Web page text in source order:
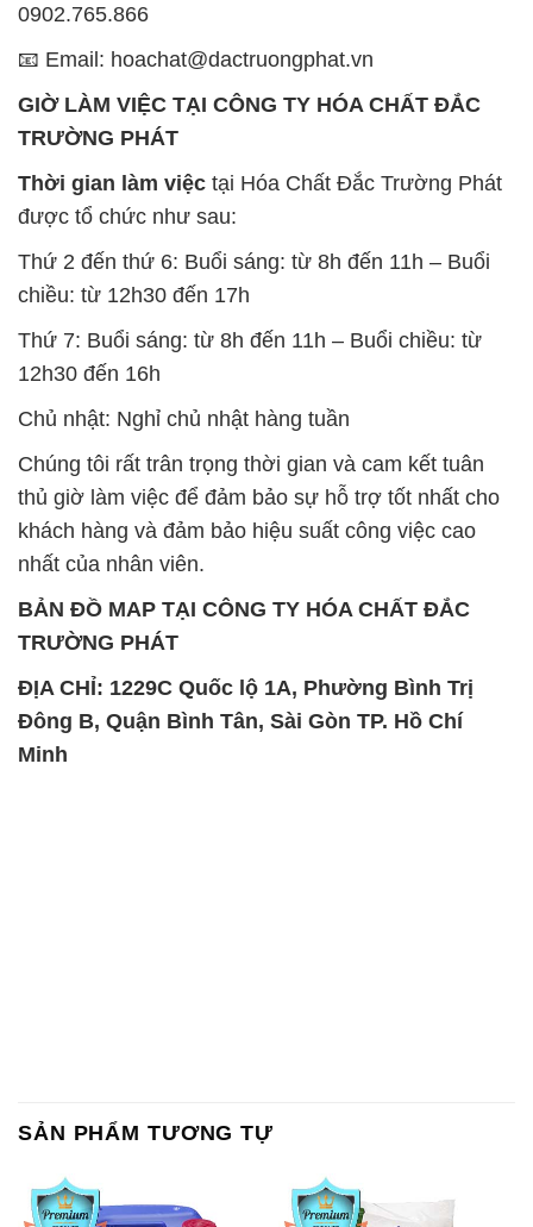
0902.765.866
📧 Email: hoachat@dactruongphat.vn
GIỜ LÀM VIỆC TẠI CÔNG TY HÓA CHẤT ĐẮC
TRƯỜNG PHÁT
Thời gian làm việc tại Hóa Chất Đắc Trường Phát
được tổ chức như sau:
Thứ 2 đến thứ 6: Buổi sáng: từ 8h đến 11h – Buổi
chiều: từ 12h30 đến 17h
Thứ 7: Buổi sáng: từ 8h đến 11h – Buổi chiều: từ
12h30 đến 16h
Chủ nhật: Nghỉ chủ nhật hàng tuần
Chúng tôi rất trân trọng thời gian và cam kết tuân
thủ giờ làm việc để đảm bảo sự hỗ trợ tốt nhất cho
khách hàng và đảm bảo hiệu suất công việc cao
nhất của nhân viên.
BẢN ĐỒ MAP TẠI CÔNG TY HÓA CHẤT ĐẮC
TRƯỜNG PHÁT
ĐỊA CHỈ: 1229C Quốc lộ 1A, Phường Bình Trị
Đông B, Quận Bình Tân, Sài Gòn TP. Hồ Chí
Minh
SẢN PHẨM TƯƠNG TỰ